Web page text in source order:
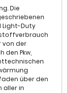
6e, Anti-
- mit
Bluetooth,
MP3-
Die
Light-Duty
von der
Pkw,
über den
aller in